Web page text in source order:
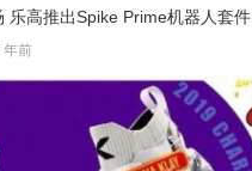
乐高推出Spike Prime机器人套件
年前